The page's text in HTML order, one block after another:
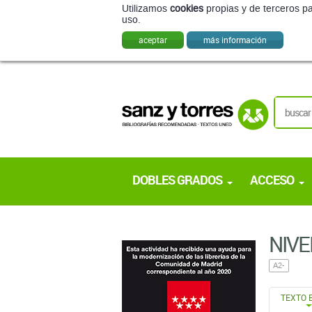
Utilizamos cookies propias y de terceros
uso.
aceptar más información
DOBLES GRADOS ACCESO
A2-
TEXTO